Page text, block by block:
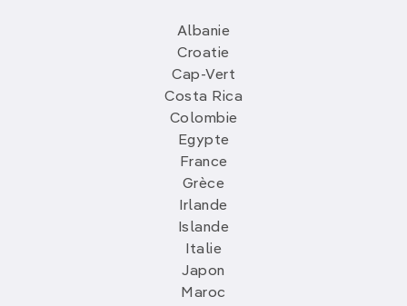
Albanie
Croatie
Cap-Vert
Costa Rica
Colombie
Egypte
France
Grèce
Irlande
Islande
Italie
Japon
Maroc